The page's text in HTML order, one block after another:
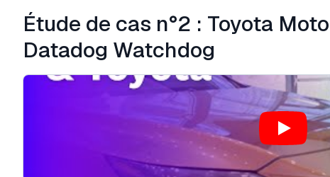
Étude de cas n°2 : Toyota
Datadog Watchdog